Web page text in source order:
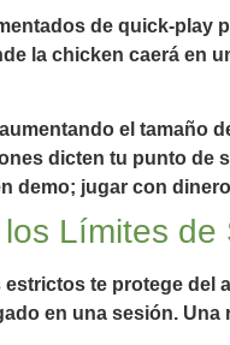
de
la chicken caerá en
el tamaño
dicten tu punto
demo; jugar con
Límites de
estrictos te protege
en una sesión.